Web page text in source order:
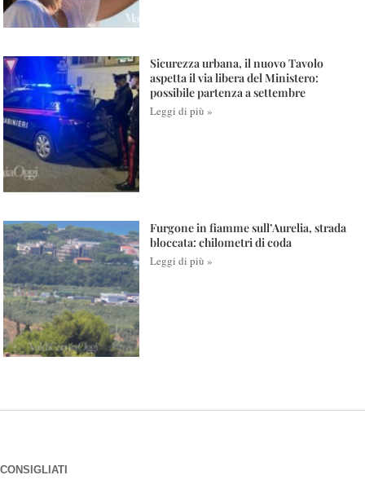
Sicurezza urbana, il nuovo Tavolo
aspetta il via libera del Ministero:
possibile partenza a settembre
Leggi di più »
Furgone in fiamme sull’Aurelia, strada
bloccata: chilometri di coda
Leggi di più »
CONSIGLIATI